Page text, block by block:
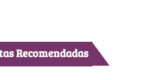
Recomendadas